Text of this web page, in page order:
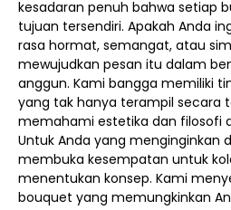
kesadaran penuh bahwa setiap
tujuan tersendiri. Apakah Anda
rasa hormat, semangat, atau
mewujudkan pesan itu dalam
anggun. Kami bangga memiliki
yang tak hanya terampil secara
memahami estetika dan filosofi
Untuk Anda yang menginginkan
membuka kesempatan untuk
menentukan konsep. Kami
bouquet yang memungkinkan